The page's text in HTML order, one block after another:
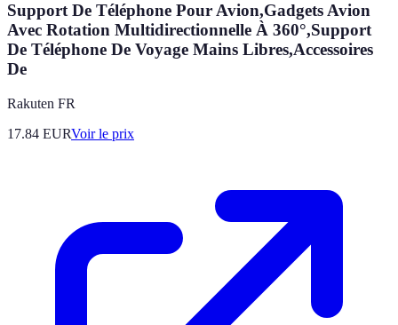
Support De Téléphone Pour Avion,Gadgets Avion
Avec Rotation Multidirectionnelle À 360°,Support
De Téléphone De Voyage Mains Libres,Accessoires
De
Rakuten FR
17.84 EURVoir le prix